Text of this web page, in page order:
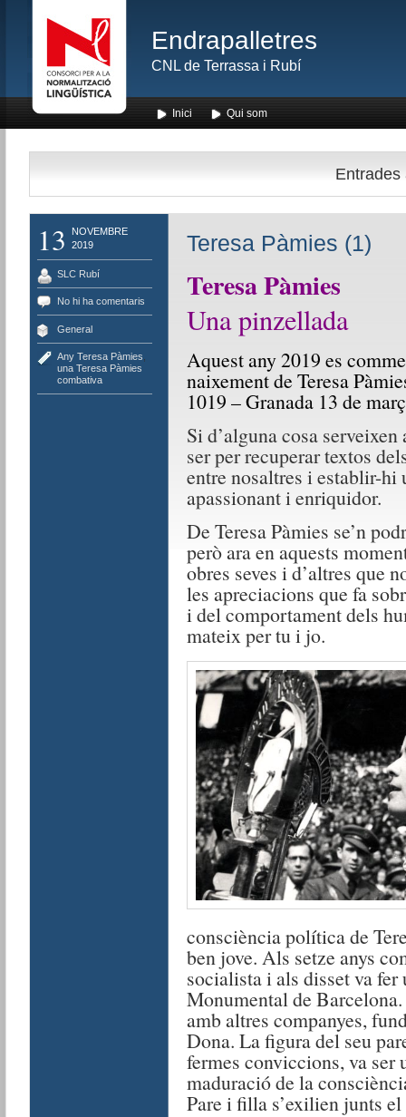
Endrapalletres
CNL de Terrassa i Rubí
Inici Qui som
Entrades
13
NOVEMBRE
2019
SLC Rubí
No hi ha comentaris
General
Any Teresa Pàmies
una Teresa Pàmies
combativa
Teresa Pàmies (1)
Teresa Pàmies
Una pinzellada
Aquest any 2019 es
naixement de Teresa
1019 – Granada 13 de
Si d’alguna cosa
ser per recuperar textos
entre nosaltres i establir-hi
apassionant i enriquidor.
De Teresa Pàmies se’n
però ara en aquests
obres seves i d’altres que
les apreciacions que fa
i del comportament dels
mateix per tu i jo.
consciència política de
ben jove. Als setze anys
socialista i als disset va
Monumental de
amb altres companyes,
Dona. La figura del seu
fermes conviccions, va ser
maduració de la
Pare i filla s’exilien junts